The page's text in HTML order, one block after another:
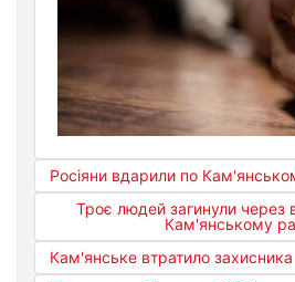
Росіяни вдарили по
Троє людей загинули через
Кам'янському
Кам'янське втратило захисника